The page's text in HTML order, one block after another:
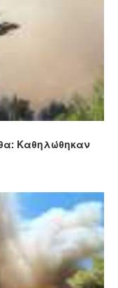
Καθηλώθηκαν